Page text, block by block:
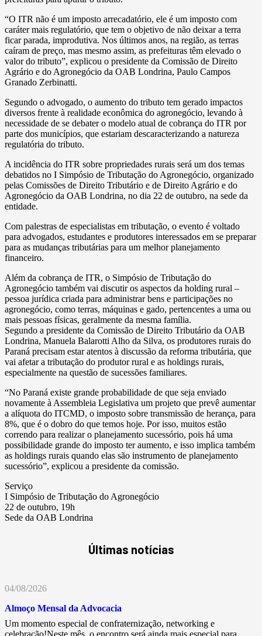
“O ITR não é um imposto arrecadatório, ele é um imposto com
caráter mais regulatório, que tem o objetivo de não deixar a terra
ficar parada, improdutiva. Nos últimos anos, na região, as terras
caíram de preço, mas mesmo assim, as prefeituras têm elevado o
valor do tributo”, explicou o presidente da Comissão de Direito
Agrário e do Agronegócio da OAB Londrina, Paulo Campos
Granado Zerbinatti.
Segundo o advogado, o aumento do tributo tem gerado impactos
diversos frente à realidade econômica do agronegócio, levando à
necessidade de se debater o modelo atual de cobrança do ITR por
parte dos municípios, que estariam descaracterizando a natureza
regulatória do tributo.
A incidência do ITR sobre propriedades rurais será um dos temas
debatidos no I Simpósio de Tributação do Agronegócio, organizado
pelas Comissões de Direito Tributário e de Direito Agrário e do
Agronegócio da OAB Londrina, no dia 22 de outubro, na sede da
entidade.
Com palestras de especialistas em tributação, o evento é voltado
para advogados, estudantes e produtores interessados em se preparar
para as mudanças tributárias para um melhor planejamento
financeiro.
Além da cobrança de ITR, o Simpósio de Tributação do
Agronegócio também vai discutir os aspectos da holding rural –
pessoa jurídica criada para administrar bens e participações no
agronegócio, como terras, máquinas e gado, pertencentes a uma ou
mais pessoas físicas, geralmente da mesma família.
Segundo a presidente da Comissão de Direito Tributário da OAB
Londrina, Manuela Balarotti Alho da Silva, os produtores rurais do
Paraná precisam estar atentos à discussão da reforma tributária, que
vai afetar a tributação do produtor rural e as holdings rurais,
especialmente na questão de sucessões familiares.
“No Paraná existe grande probabilidade de que seja enviado
novamente à Assembleia Legislativa um projeto que prevê aumentar
a alíquota do ITCMD, o imposto sobre transmissão de herança, para
8%, que é o dobro do que temos hoje. Por isso, muitos estão
correndo para realizar o planejamento sucessório, pois há uma
possibilidade grande do imposto ter aumento, e isso implica também
as holdings rurais quando elas são instrumento de planejamento
sucessório”, explicou a presidente da comissão.
Serviço
I Simpósio de Tributação do Agronegócio
22 de outubro, 19h
Sede da OAB Londrina
Últimas notícias
04/08/2026
Almoço Mensal da Advocacia
Um momento especial de confraternização, networking e